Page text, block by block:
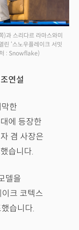
)과 스리다르 라마스와미
린 ‘스노우플레이크 서밋
: Snowflake)
연설
한
에 등장한
겸 사장은
습니다.
델을
크 코텍스
습니다.